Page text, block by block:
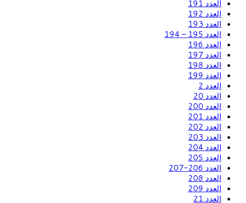
العدد 191
العدد 192
العدد 193
العدد 195 – 194
العدد 196
العدد 197
العدد 198
العدد 199
العدد 2
العدد 20
العدد 200
العدد 201
العدد 202
العدد 203
العدد 204
العدد 205
العدد 206-207
العدد 208
العدد 209
العدد 21